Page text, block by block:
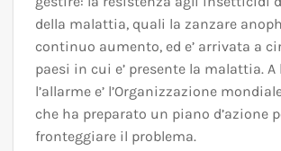
della malattia, quali la zanzare
continuo aumento, ed e’ arrivata a
paesi in cui e’ presente la malattia.
l’allarme e’ l’Organizzazione
che ha preparato un piano d’azione
fronteggiare il problema.